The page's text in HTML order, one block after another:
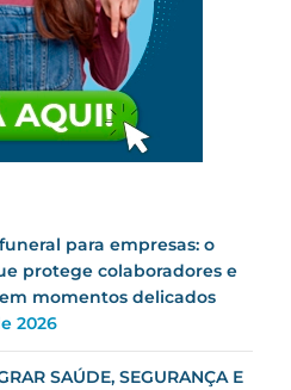
para empresas: o
protege colaboradores e
momentos delicados
2026
SAÚDE, SEGURANÇA E